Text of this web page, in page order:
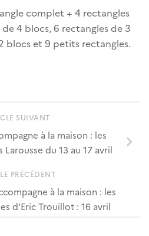
complet + 4 rectangles
4 blocs, 6 rectangles de 3
blocs et 9 petits rectangles.
SUIVANT
à la maison : les
du 13 au 17 avril
PRÉCÉDENT
à la maison : les
d’Eric Trouillot : 16 avril